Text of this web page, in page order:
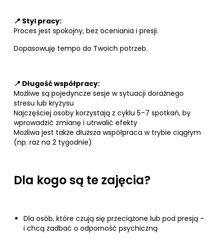
📍 Styl pracy:
Proces jest spokojny, bez oceniania i presji.
Dopasowuję tempo do Twoich potrzeb.
📍 Długość współpracy:
Możliwe są pojedyncze sesje w sytuacji doraźnego
stresu lub kryzysu
Najczęściej osoby korzystają z cyklu 5–7 spotkań, by
wprowadzić zmianę i utrwalić efekty
Możliwa jest także dłuższa współpraca w trybie ciągłym
(np. raz na 2 tygodnie)
Dla kogo są te zajęcia?
Dla osób, które czują się przeciążone lub pod presją –
i chcą zadbać o odporność psychiczną